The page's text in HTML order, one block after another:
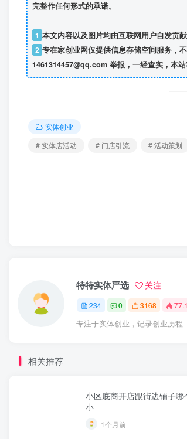
完整作任何形式的承诺。
1 本文内容以及图片均由互联网用户自发贡
2 专在家创业网仅提供信息存储空间服务，
1461314457@qq.com 举报，一经查实，本站
实体创业
# 实体店活动
# 门店引流 # 活动策划
特特实体严选 关注
234 0 3168
专注于实体创业，记录创业历程
相关推荐
小区底商开店跟街边铺子
小
1个月前